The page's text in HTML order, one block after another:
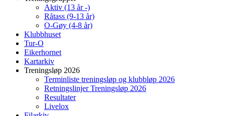
Aktiv (13 år -)
Råtass (9-13 år)
O-Gøy (4-8 år)
Klubbhuset
Tur-O
Eikerhornet
Kartarkiv
Treningsløp 2026
Terminliste treningsløp og klubbløp 2026
Retningslinjer Treningsløp 2026
Resultater
Livelox